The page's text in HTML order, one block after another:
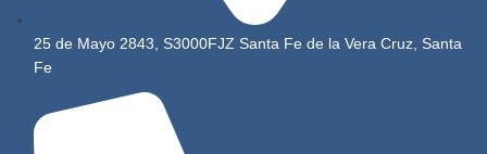
25 de Mayo 2843, S3000FJZ Santa Fe de la Vera Cruz, Santa
Fe